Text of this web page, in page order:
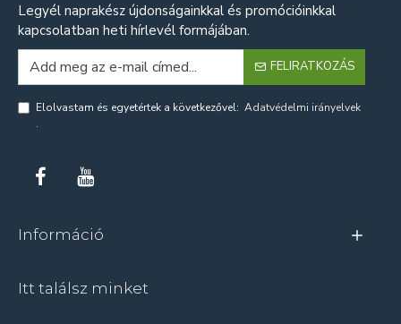
Legyél naprakész újdonságainkkal és promócióinkkal
kapcsolatban heti hírlevél formájában.
FELIRATKOZÁS
Elolvastam és egyetértek a következővel: Adatvédelmi irányelvek
.
Információ
Itt találsz minket